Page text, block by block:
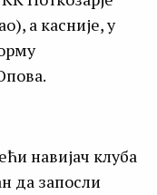
а касније, у
навијач клуба
да запосли